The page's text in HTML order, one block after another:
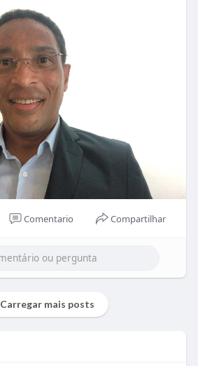
Comentario Compartilhar
Carregar mais posts